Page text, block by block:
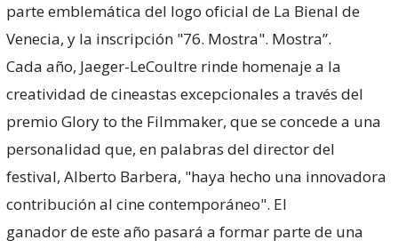
parte emblemática del logo oficial de La Bienal de
Venecia, y la inscripción "76. Mostra". Mostra”.
Cada año, Jaeger-LeCoultre rinde homenaje a la
creatividad de cineastas excepcionales a través del
premio Glory to the Filmmaker, que se concede a una
personalidad que, en palabras del director del
festival, Alberto Barbera, "haya hecho una innovadora
contribución al cine contemporáneo". El
ganador de este año pasará a formar parte de una